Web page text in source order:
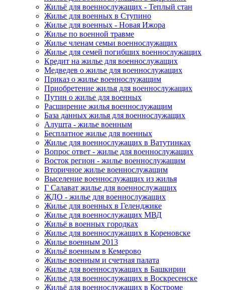
Жильё для военнослужащих - Теплый стан
Жилье для военных в Ступино
Жилье для военных - Новая Ижора
Жилье по военной травме
Жилье членам семьи военнослужащих
Жилье для семей погибших военнослужащих
Кредит на жилье для военнослужащих
Медведев о жилье для военнослужащих
Приказ о жилье военнослужащим
Приобретение жилья для военнослужащих
Путин о жилье для военных
Расширение жилья военнослужащим
База данных жилья для военнослужащих
Алушта - жилье военным
Бесплатное жилье для военных
Жилье для военнослужащих в Ватутинках
Вопрос ответ - жилье для военнослужащих
Восток регион - жилье военнослужащим
Вторичное жилье военнослужащим
Выселение военнослужащих из жилья
Г Салават жилье для военнослужащих
ЖДО - жилье для военнослужащих
Жилье для военных в Геленджике
Жилье для военнослужащих МВД
Жильё в военных городках
Жилье для военнослужащих в Кореновске
Жилье военным 2013
Жильё военным в Кемерово
Жилье военным и счетная палата
Жилье для военнослужащих в Башкирии
Жилье для военнослужащих в Воскресенске
Жильё для военнослужащих в Костроме